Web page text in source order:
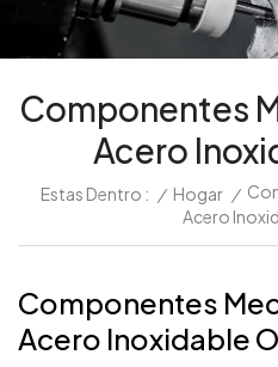
Componentes
Acero
Estas Dentro : / Hogar /
Acero
Componentes
Acero Inoxidable